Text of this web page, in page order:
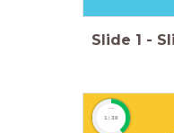
Slide 1 -
timer
1:30